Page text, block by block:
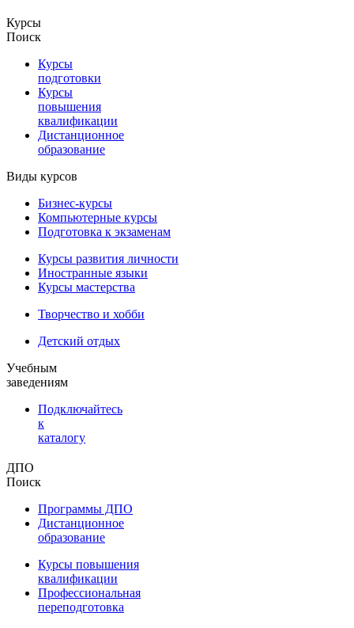
Курсы
Поиск
Курсы
подготовки
Курсы
повышения
квалификации
Дистанционное
образование
Виды курсов
Бизнес-курсы
Компьютерные курсы
Подготовка к экзаменам
Курсы развития личности
Иностранные языки
Курсы мастерства
Творчество и хобби
Детский отдых
Учебным
заведениям
Подключайтесь
к
каталогу
ДПО
Поиск
Программы ДПО
Дистанционное
образование
Курсы повышения
квалификации
Профессиональная
переподготовка